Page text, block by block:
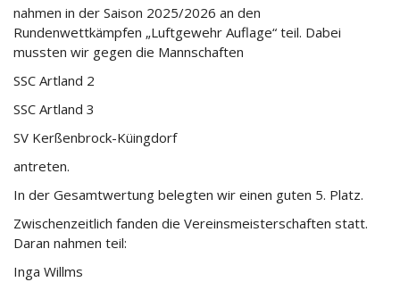
nahmen in der Saison 2025/2026 an den
Rundenwettkämpfen „Luftgewehr Auflage“ teil. Dabei
mussten wir gegen die Mannschaften
SSC Artland 2
SSC Artland 3
SV Kerßenbrock-Küingdorf
antreten.
In der Gesamtwertung belegten wir einen guten 5. Platz.
Zwischenzeitlich fanden die Vereinsmeisterschaften statt.
Daran nahmen teil:
Inga Willms